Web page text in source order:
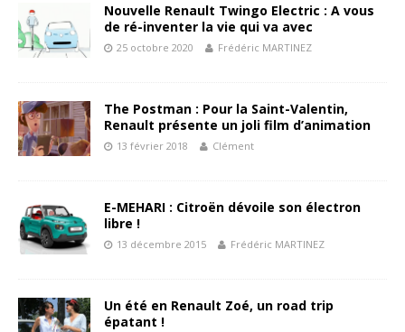
Nouvelle Renault Twingo Electric : A vous
de ré-inventer la vie qui va avec
25 octobre 2020 Frédéric MARTINEZ
The Postman : Pour la Saint-Valentin,
Renault présente un joli film d’animation
13 février 2018 Clément
E-MEHARI : Citroën dévoile son électron
libre !
13 décembre 2015 Frédéric MARTINEZ
Un été en Renault Zoé, un road trip
épatant !